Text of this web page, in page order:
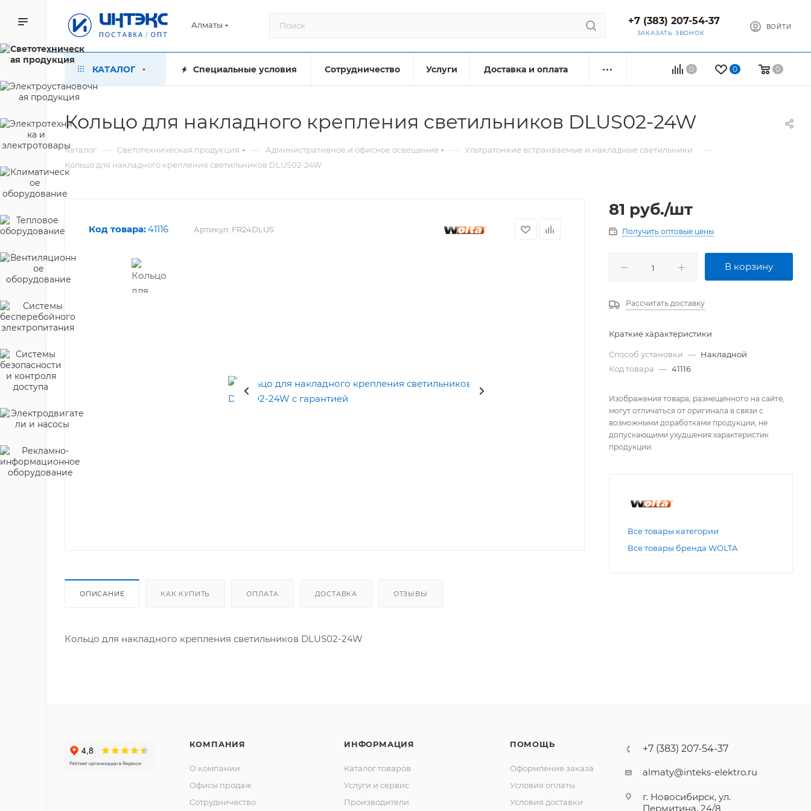
Алматы +7 (383) 207-54-37
ЗАКАЗАТЬ ЗВОНОК
ВОЙТИ
0 0 0
КАТАЛОГ Специальные условия Сотрудничество Услуги Доставка и оплата
Кольцо для накладного крепления светильников DLUS02-24W
Каталог — Светотехническая продукция — Административное и офисное освещение — Ультратонкие встраиваемые и накладные светильники —
Кольцо для накладного крепления светильников DLUS02-24W
Код товара:41116 Артикул: FR24DLUS
ОПИСАНИЕ КАК КУПИТЬ ОПЛАТА ДОСТАВКА ОТЗЫВЫ
Кольцо для накладного крепления светильников DLUS02-24W
81 руб./шт
Получить оптовые цены
В корзину
Рассчитать доставку
Краткие характеристики
Способ установки — Накладной
Код товара — 41116
Изображения товара, размещенного на сайте,
могут отличаться от оригинала в связи с
возможными доработками продукции, не
допускающими ухудшения характеристик
продукции.
Все товары категории
Все товары бренда WOLTA
КОМПАНИЯ
О компании
Офисы продаж
Сотрудничество
ИНФОРМАЦИЯ
Каталог товаров
Услуги и сервис
Производители
ПОМОЩЬ
Оформление заказа
Условия оплаты
Условия доставки
+7 (383) 207-54-37
almaty@inteks-elektro.ru
г. Новосибирск, ул.
Пермитина, 24/8